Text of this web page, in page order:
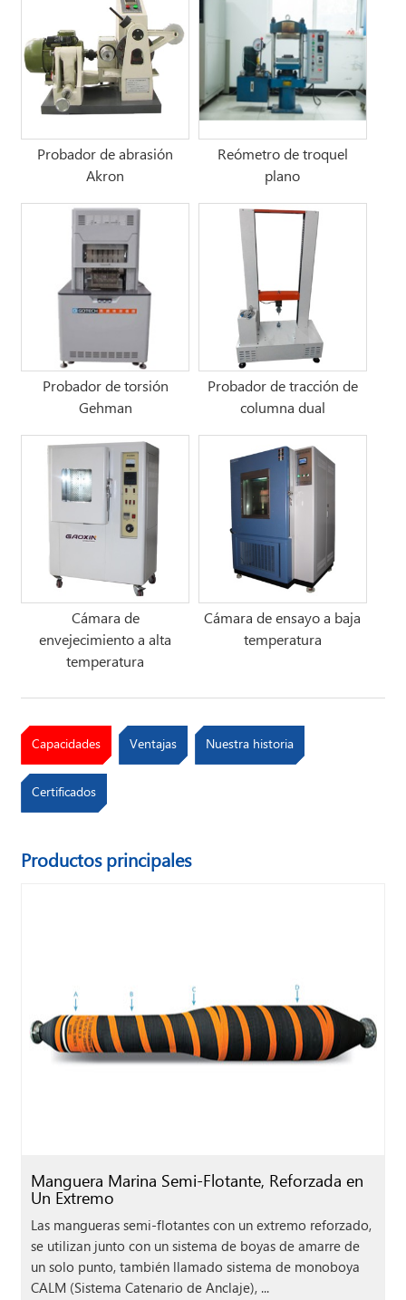
Probador de abrasión
Akron
Reómetro de troquel
plano
Probador de torsión
Gehman
Probador de tracción de
columna dual
Cámara de
envejecimiento a alta
temperatura
Cámara de ensayo a baja
temperatura
Capacidades Ventajas Nuestra historia
Certificados
Productos principales
Manguera Marina Semi-Flotante, Reforzada en
Un Extremo
Las mangueras semi-flotantes con un extremo reforzado,
se utilizan junto con un sistema de boyas de amarre de
un solo punto, también llamado sistema de monoboya
CALM (Sistema Catenario de Anclaje), ...